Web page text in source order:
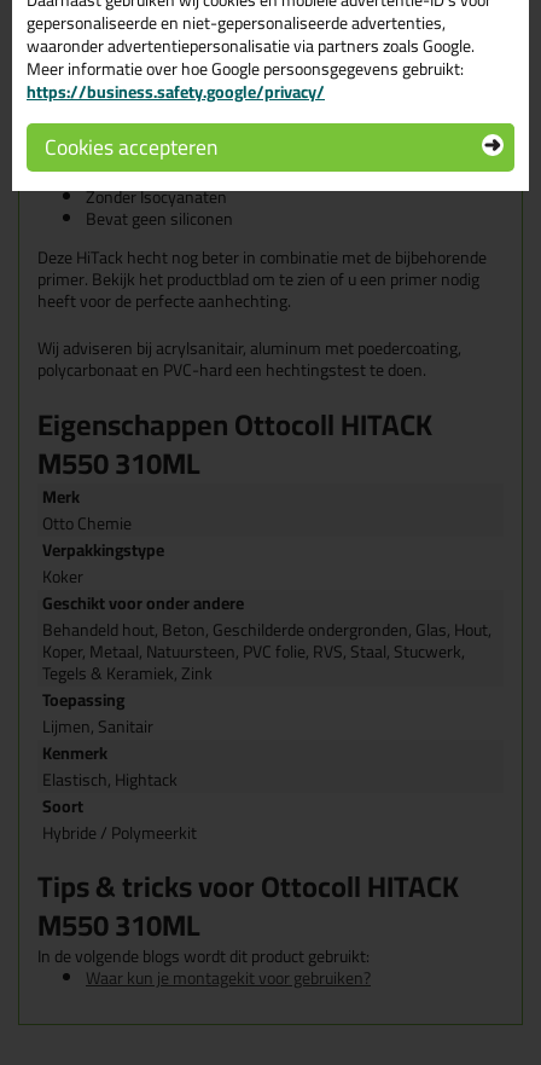
Een supersnelle verlijming
Verbeterde aanvangshechting van 280kg/m² (voorheen
200kg/m²)
Opslagstabiliteit van 12 maanden (voorheen 9 maanden)
Ook voor natuursteen
Hecht op vochtige ondergronden
Reukloos
Zonder Isocyanaten
Bevat geen siliconen
Deze HiTack hecht nog beter in combinatie met de bijbehorende
primer. Bekijk het productblad om te zien of u een primer nodig
heeft voor de perfecte aanhechting.
Wij adviseren bij acrylsanitair, aluminum met poedercoating,
polycarbonaat en PVC-hard een hechtingstest te doen.
Eigenschappen Ottocoll HITACK
M550 310ML
Merk
Otto Chemie
Verpakkingstype
Koker
Geschikt voor onder andere
Behandeld hout, Beton, Geschilderde ondergronden, Glas, Hout,
Koper, Metaal, Natuursteen, PVC folie, RVS, Staal, Stucwerk,
Tegels & Keramiek, Zink
Toepassing
Lijmen, Sanitair
Kenmerk
Elastisch, Hightack
Soort
Hybride / Polymeerkit
Tips & tricks voor Ottocoll HITACK
M550 310ML
In de volgende blogs wordt dit product gebruikt:
Waar kun je montagekit voor gebruiken?
gepersonaliseerde en niet-gepersonaliseerde advertenties,
waaronder advertentiepersonalisatie via partners zoals Google.
Meer informatie over hoe Google persoonsgegevens gebruikt:
https://business.safety.google/privacy/
Cookies accepteren